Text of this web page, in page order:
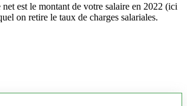
est le montant de votre salaire en 2022 (ici
on retire le taux de charges salariales.